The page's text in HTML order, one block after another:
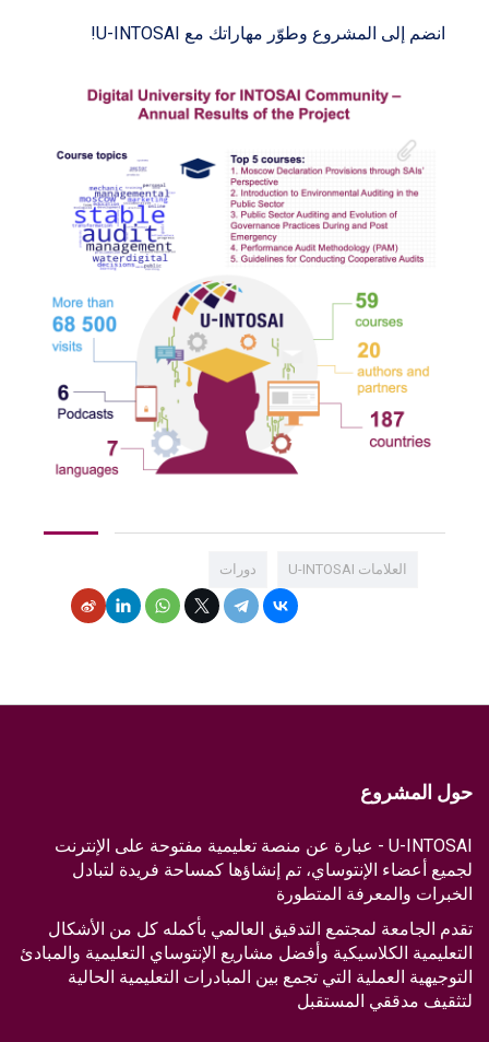
انضم إلى المشروع وطوّر مهاراتك مع U-INTOSAI!
العلامات U-INTOSAI دورات
حول المشروع
U-INTOSAI - عبارة عن منصة تعليمية مفتوحة على الإنترنت
لجميع أعضاء الإنتوساي، تم إنشاؤها كمساحة فريدة لتبادل
الخبرات والمعرفة المتطورة
تقدم الجامعة لمجتمع التدقيق العالمي بأكمله كل من الأشكال
التعليمية الكلاسيكية وأفضل مشاريع الإنتوساي التعليمية والمبادئ
التوجيهية العملية التي تجمع بين المبادرات التعليمية الحالية
لتثقيف مدققي المستقبل